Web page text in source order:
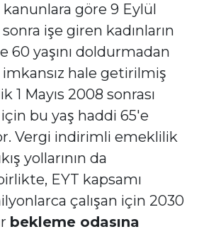
göre 9 Eylül
işe giren kadınların
60 yaşını doldurmadan
hale getirilmiş
1 Mayıs 2008 sonrası
bu yaş haddi 65'e
Vergi indirimli emeklilik
yollarının da
EYT kapsamı
çalışan için 2030
bekleme odasına